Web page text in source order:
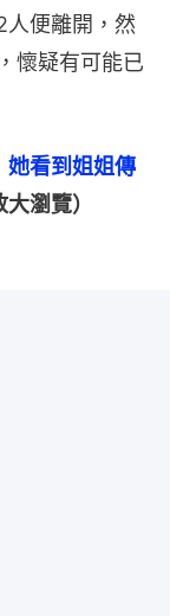
人便離開，然
懷疑有可能已
她看到姐姐傳
瀏覽）